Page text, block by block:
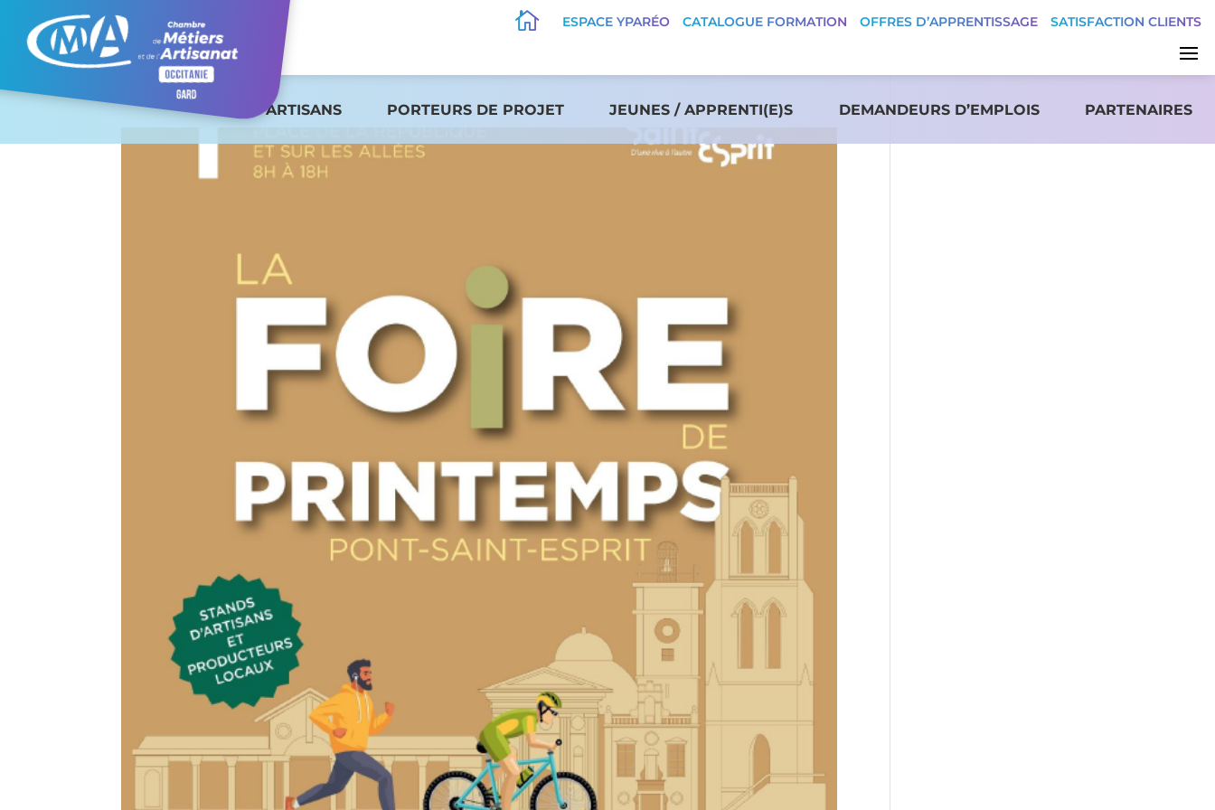
 ESPACE YPARÉO CATALOGUE FORMATION OFFRES D’APPRENTISSAGE SATISFACTION CLIENTS
ARTISANS PORTEURS DE PROJET JEUNES / APPRENTI(E)S DEMANDEURS D’EMPLOIS PARTENAIRES